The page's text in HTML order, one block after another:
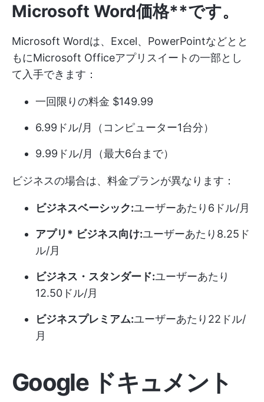
Microsoft Word価格**です。
Microsoft Wordは、Excel、PowerPointなどとと
もにMicrosoft Officeアプリスイートの一部とし
て入手できます：
一回限りの料金 $149.99
6.99ドル/月（コンピューター1台分）
9.99ドル/月（最大6台まで）
ビジネスの場合は、料金プランが異なります：
ビジネスベーシック:ユーザーあたり6ドル/月
アプリ* ビジネス向け:ユーザーあたり8.25ド
ル/月
ビジネス・スタンダード:ユーザーあたり
12.50ドル/月
ビジネスプレミアム:ユーザーあたり22ドル/
月
Google ドキュメント